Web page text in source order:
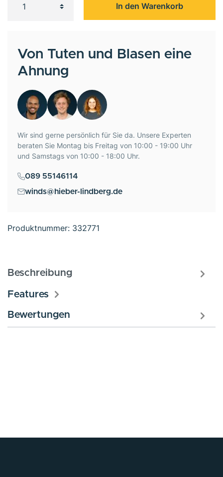
In den Warenkorb
Produktnummer: 332771
Von Tuten und Blasen eine
Ahnung
Wir sind gerne persönlich für Sie da. Unsere Experten
beraten Sie Montag bis Freitag von 10:00 - 19:00 Uhr
und Samstags von 10:00 - 18:00 Uhr.
089 55146114
winds@hieber-lindberg.de
Beschreibung
Features
Bewertungen